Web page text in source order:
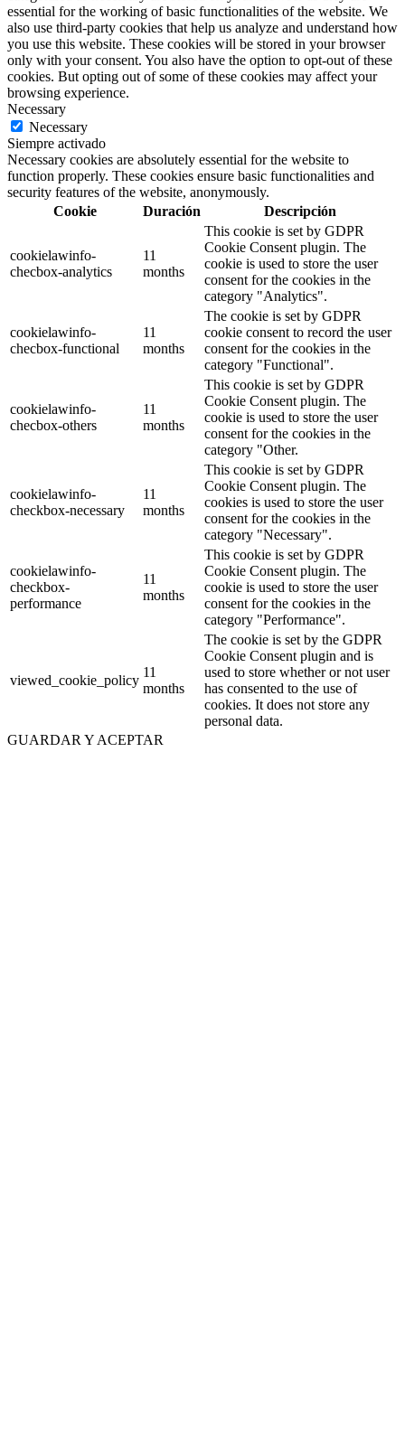
essential for the working of basic functionalities of the website. We
also use third-party cookies that help us analyze and understand how
you use this website. These cookies will be stored in your browser
only with your consent. You also have the option to opt-out of these
cookies. But opting out of some of these cookies may affect your
browsing experience.
Necessary
Necessary
Siempre activado
Necessary cookies are absolutely essential for the website to
function properly. These cookies ensure basic functionalities and
security features of the website, anonymously.
Cookie
Duración Descripción
cookielawinfo-
checbox-analytics
11
months
This cookie is set by GDPR
Cookie Consent plugin. The
cookie is used to store the user
consent for the cookies in the
category "Analytics".
cookielawinfo-
checbox-functional
11
months
The cookie is set by GDPR
cookie consent to record the user
consent for the cookies in the
category "Functional".
cookielawinfo-
checbox-others
11
months
This cookie is set by GDPR
Cookie Consent plugin. The
cookie is used to store the user
consent for the cookies in the
category "Other.
cookielawinfo-
checkbox-necessary
11
months
This cookie is set by GDPR
Cookie Consent plugin. The
cookies is used to store the user
consent for the cookies in the
category "Necessary".
cookielawinfo-
checkbox-
performance
11
months
This cookie is set by GDPR
Cookie Consent plugin. The
cookie is used to store the user
consent for the cookies in the
category "Performance".
viewed_cookie_policy
11
months
The cookie is set by the GDPR
Cookie Consent plugin and is
used to store whether or not user
has consented to the use of
cookies. It does not store any
personal data.
GUARDAR Y ACEPTAR